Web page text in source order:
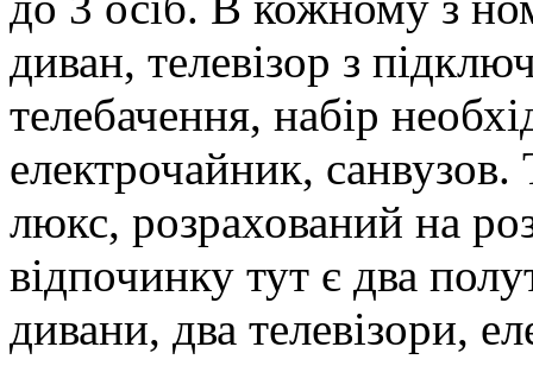
диван, телевізор з
телебачення, набір
електрочайник,
люкс, розрахований на
відпочинку тут є два
дивани, два телевізори,